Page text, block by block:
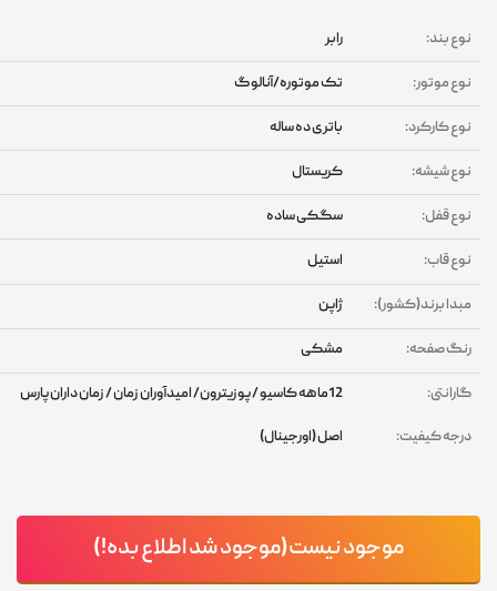
بند:
موتور: تک موتوره/آنالوگ
کارکرد: باتری ده ساله
شیشه: کریستال
قفل: سگکی ساده
قاب: استیل
برند(کشور):
صفحه: مشکی
کیفیت: اصل (اورجینال)
موجود نیست(موجود شد اطلاع بده!)